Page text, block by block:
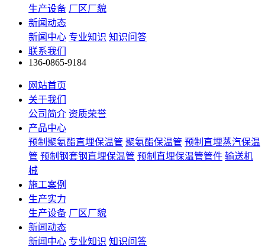
生产设备 厂区厂貌
新闻动态
新闻中心 专业知识 知识问答
联系我们
136-0865-9184
网站首页
关于我们
公司简介 资质荣誉
产品中心
预制聚氨酯直埋保温管 聚氨酯保温管 预制直埋蒸汽保温
管 预制钢套钢直埋保温管 预制直埋保温管管件 输送机
械
施工案例
生产实力
生产设备 厂区厂貌
新闻动态
新闻中心 专业知识 知识问答